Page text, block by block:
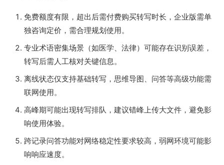
免费额度有限，超出后需付费购买转写时长，企业版需单
独咨询定价，需合理规划使用。
专业术语密集场景（如医学、法律）可能存在识别误差，
转写后需人工核对关键信息。
离线状态仅支持基础转写，思维导图、问答等高级功能需
联网使用。
高峰期可能出现转写排队，建议错峰上传大文件，避免影
响使用体验。
跨记录问答功能对网络稳定性要求较高，弱网环境可能影
响响应速度。